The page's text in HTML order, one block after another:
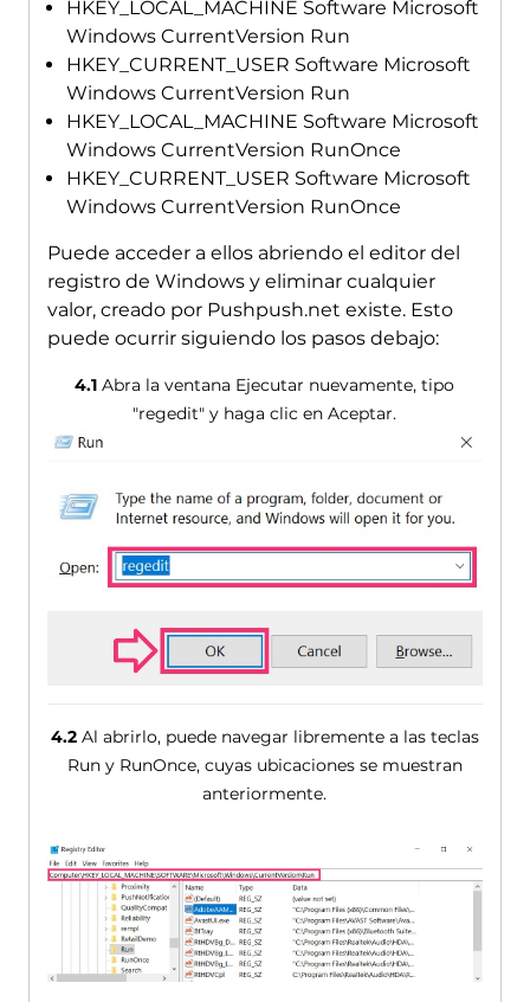
HKEY_LOCAL_MACHINE Software Microsoft
Windows CurrentVersion Run
HKEY_CURRENT_USER Software Microsoft
Windows CurrentVersion Run
HKEY_LOCAL_MACHINE Software Microsoft
Windows CurrentVersion RunOnce
HKEY_CURRENT_USER Software Microsoft
Windows CurrentVersion RunOnce
Puede acceder a ellos abriendo el editor del
registro de Windows y eliminar cualquier
valor, creado por Pushpush.net existe. Esto
puede ocurrir siguiendo los pasos debajo:
4.1 Abra la ventana Ejecutar nuevamente, tipo
"regedit" y haga clic en Aceptar.
4.2Al abrirlo, puede navegar libremente a las teclas
Run y ​​RunOnce, cuyas ubicaciones se muestran
anteriormente.